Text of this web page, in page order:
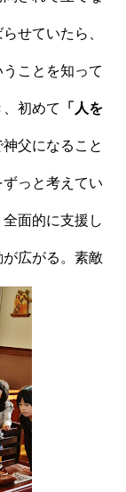
せていたら、
うことを知って
初めて
「人を
父になること
ずっと考えてい
面的に支援し
広がる。素敵